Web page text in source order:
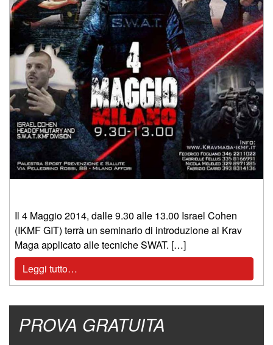
Il 4 Maggio 2014, dalle 9.30 alle 13.00 Israel Cohen
(IKMF GIT) terrà un seminario di introduzione al Krav
Maga applicato alle tecniche SWAT. […]
Leggi tutto…
PROVA GRATUITA